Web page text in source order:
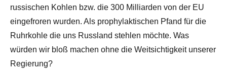
russischen Kohlen bzw. die 300 Milliarden von der EU
eingefroren wurden. Als prophylaktischen Pfand für die
Ruhrkohle die uns Russland stehlen möchte. Was
würden wir bloß machen ohne die Weitsichtigkeit unserer
Regierung?